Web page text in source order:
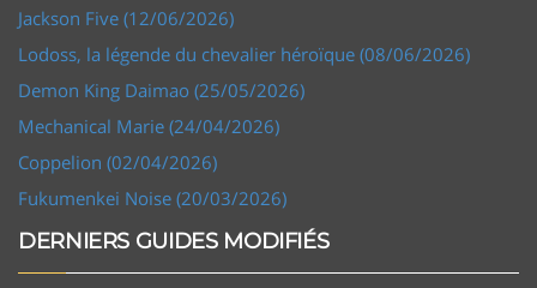
Jackson Five (12/06/2026)
Lodoss, la légende du chevalier héroïque (08/06/2026)
Demon King Daimao (25/05/2026)
Mechanical Marie (24/04/2026)
Coppelion (02/04/2026)
Fukumenkei Noise (20/03/2026)
DERNIERS GUIDES MODIFIÉS